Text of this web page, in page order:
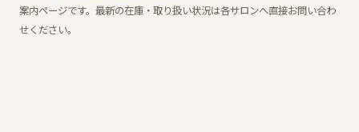
案内ページです。最新の在庫・取り扱い状況は各サロンへ直接お問い合わ
せください。